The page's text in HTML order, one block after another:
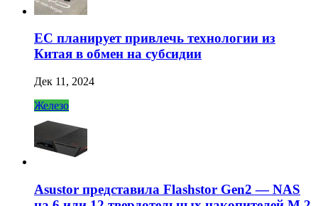
ЕС планирует привлечь технологии из
Китая в обмен на субсидии
Дек 11, 2024
Железо
Asustor представила Flashstor Gen2 — NAS